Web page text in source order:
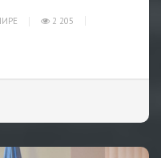
2 205